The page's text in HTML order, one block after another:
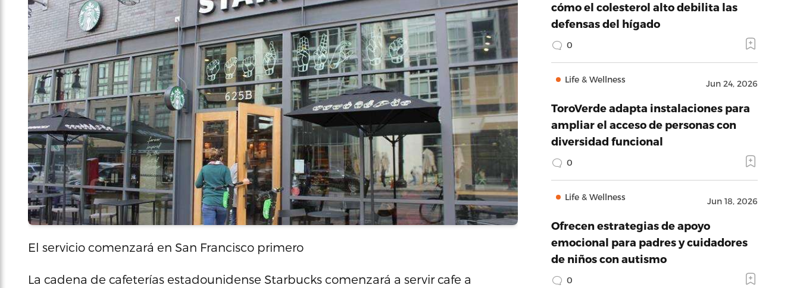
El servicio comenzará en San Francisco primero
La cadena de cafeterías estadounidense Starbucks comenzará a servir cafe a
cómo el colesterol alto debilita las
defensas del hígado
0
Life & Wellness Jun 24, 2026
ToroVerde adapta instalaciones para
ampliar el acceso de personas con
diversidad funcional
0
Life & Wellness Jun 18, 2026
Ofrecen estrategias de apoyo
emocional para padres y cuidadores
de niños con autismo
0